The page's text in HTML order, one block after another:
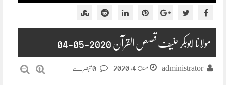
مولانا ابوبکر حنیف قصص القرآن 2020-05-04
administrator مئ 4, 2020